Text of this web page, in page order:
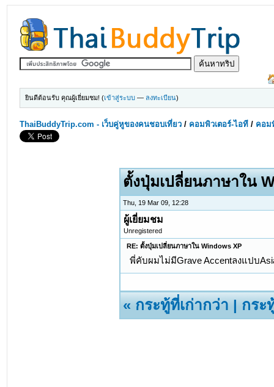
ยินดีต้อนรับ คุณผู้เยี่ยมชม! (เข้าสู่ระบบ — ลงทะเบียน)
ThaiBuddyTrip.com - เว็บคู่หูของคนชอบเที่ยว / คอมพิวเตอร์-ไอที / คอม
ตั้งปุ่มเปลี่ยนภาษาใน
Thu, 19 Mar 09, 12:28
ผู้เยี่ยมชม
Unregistered
RE: ตั้งปุ่มเปลี่ยนภาษาใน Windows XP
พี่คับผมไม่มีGrave Accentลงแปบ
«กระทู้ที่เก่ากว่า|กระ